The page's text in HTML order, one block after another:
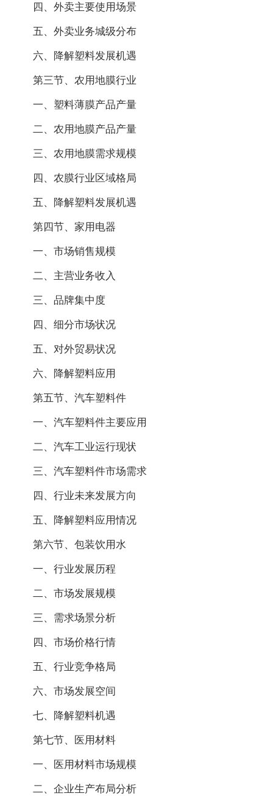
四、外卖主要使用场景
五、外卖业务城级分布
六、降解塑料发展机遇
第三节、农用地膜行业
一、塑料薄膜产品产量
二、农用地膜产品产量
三、农用地膜需求规模
四、农膜行业区域格局
五、降解塑料发展机遇
第四节、家用电器
一、市场销售规模
二、主营业务收入
三、品牌集中度
四、细分市场状况
五、对外贸易状况
六、降解塑料应用
第五节、汽车塑料件
一、汽车塑料件主要应用
二、汽车工业运行现状
三、汽车塑料件市场需求
四、行业未来发展方向
五、降解塑料应用情况
第六节、包装饮用水
一、行业发展历程
二、市场发展规模
三、需求场景分析
四、市场价格行情
五、行业竞争格局
六、市场发展空间
七、降解塑料机遇
第七节、医用材料
一、医用材料市场规模
二、企业生产布局分析